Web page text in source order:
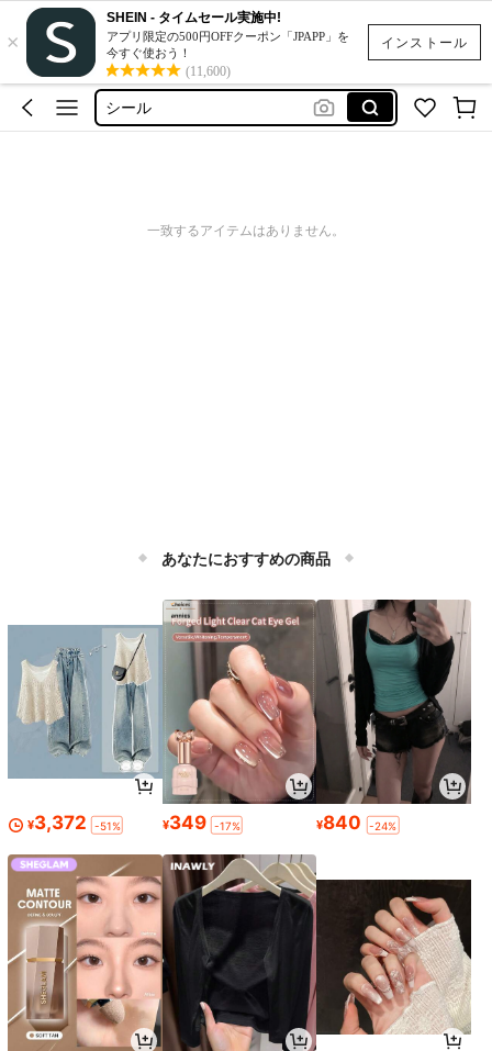
インストール
×
SHEIN - タイムセール実施中!
アプリ限定の500円OFFクーポン「JPAPP」を
今すぐ使おう！
(11,600)
ネイルチップ
スクイーズ
シール
スクイーズ
一致するアイテムはありません。
あなたにおすすめの商品
¥3,372 -51% ¥349 -17% ¥840 -24%